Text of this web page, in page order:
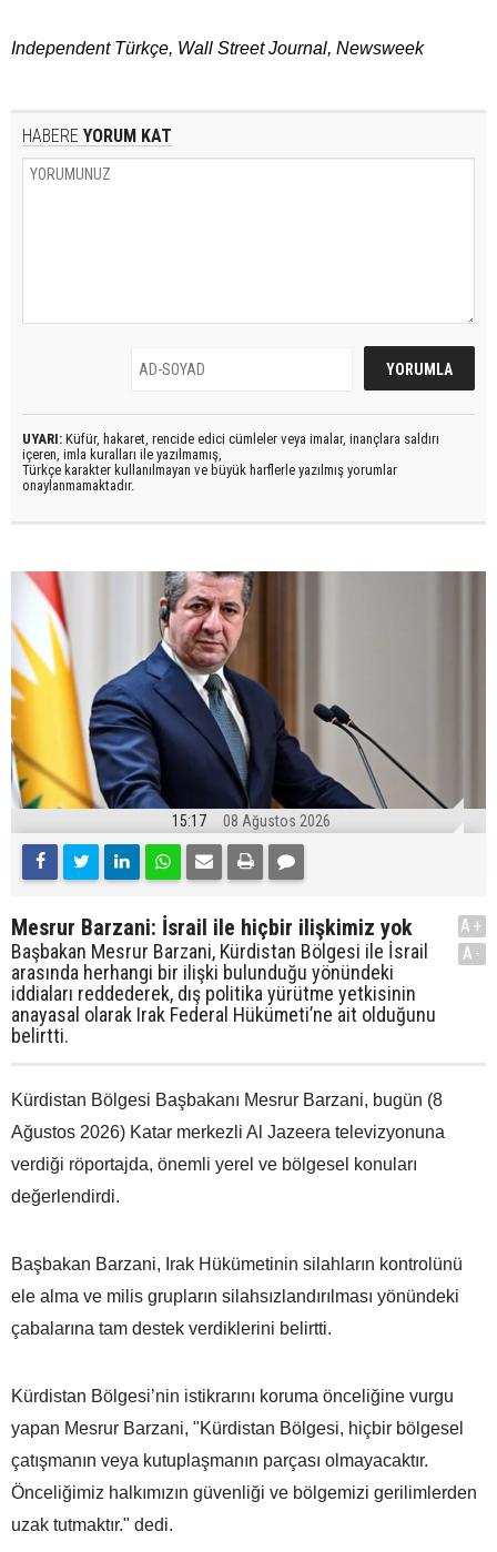
Independent Türkçe, Wall Street Journal, Newsweek
HABERE YORUM KAT
UYARI: Küfür, hakaret, rencide edici cümleler veya imalar, inançlara saldırı
içeren, imla kuralları ile yazılmamış,
Türkçe karakter kullanılmayan ve büyük harflerle yazılmış yorumlar
onaylanmamaktadır.
15:17 08 Ağustos 2026
Mesrur Barzani: İsrail ile hiçbir ilişkimiz yok
Başbakan Mesrur Barzani, Kürdistan Bölgesi ile İsrail
arasında herhangi bir ilişki bulunduğu yönündeki
iddiaları reddederek, dış politika yürütme yetkisinin
anayasal olarak Irak Federal Hükümeti’ne ait olduğunu
belirtti.
A+
A-
Kürdistan Bölgesi Başbakanı Mesrur Barzani, bugün (8
Ağustos 2026) Katar merkezli Al Jazeera televizyonuna
verdiği röportajda, önemli yerel ve bölgesel konuları
değerlendirdi.
Başbakan Barzani, Irak Hükümetinin silahların kontrolünü
ele alma ve milis grupların silahsızlandırılması yönündeki
çabalarına tam destek verdiklerini belirtti.
Kürdistan Bölgesi’nin istikrarını koruma önceliğine vurgu
yapan Mesrur Barzani, "Kürdistan Bölgesi, hiçbir bölgesel
çatışmanın veya kutuplaşmanın parçası olmayacaktır.
Önceliğimiz halkımızın güvenliği ve bölgemizi gerilimlerden
uzak tutmaktır." dedi.